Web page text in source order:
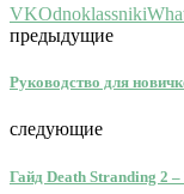
VKOdnoklassniki
предыдущие
Руководство для
следующие
Гайд Death Stranding 2